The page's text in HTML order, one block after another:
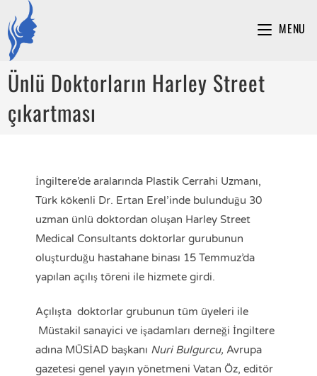
MENU
Ünlü Doktorların Harley Street
çıkartması
İngiltere’de aralarında Plastik Cerrahi Uzmanı,
Türk kökenli Dr. Ertan Erel’inde bulunduğu 30
uzman ünlü doktordan oluşan Harley Street
Medical Consultants doktorlar gurubunun
oluşturduğu hastahane binası 15 Temmuz’da
yapılan açılış töreni ile hizmete girdi.
Açılışta doktorlar grubunun tüm üyeleri ile
Müstakil sanayici ve işadamları derneği İngiltere
adına MÜSİAD başkanı Nuri Bulgurcu, Avrupa
gazetesi genel yayın yönetmeni Vatan Öz, editör